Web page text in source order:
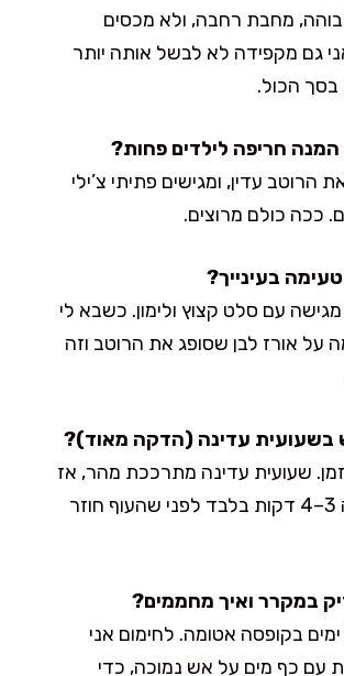
מחבת רחבה, ולא מכסים
גם מקפידה לא לבשל אותה יותר
חריפה לילדים פחות?
הרוטב עדין, ומגישים פתיתי צ’ילי
ככה כולם מרוצים.
בעינייך?
מגישה עם סלט קצוץ ולימון. כשבא לי
על אורז לבן שסופג את הרוטב וזה
עדינה (הדקה מאוד)?
שעועית עדינה מתרככת מהר, אז
אני נותנת לה 3–4 דקות בלבד לפני שהעוף חוזר
במקרר ואיך מחממים?
במקרר עד 3 ימים בקופסה אטומה. לחימום אני
עם כף מים על אש נמוכה, כדי